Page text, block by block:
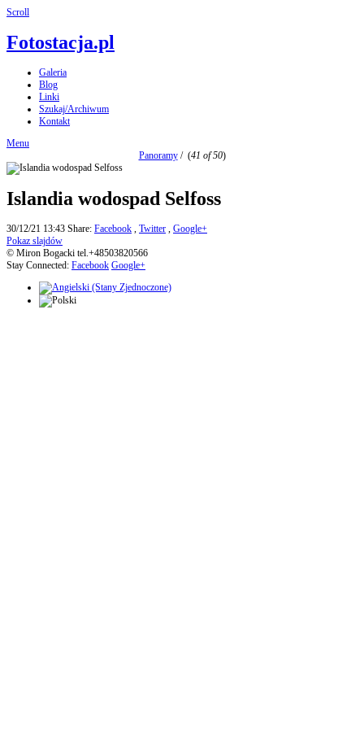
Scroll
Fotostacja.pl
Galeria
Blog
Linki
Szukaj/Archiwum
Kontakt
Menu
Panoramy/ (41 of 50)
Islandia wodospad Selfoss
30/12/21 13:43 Share: Facebook , Twitter , Google+
Pokaz slajdów
© Miron Bogacki tel.+48503820566
Stay Connected: Facebook Google+